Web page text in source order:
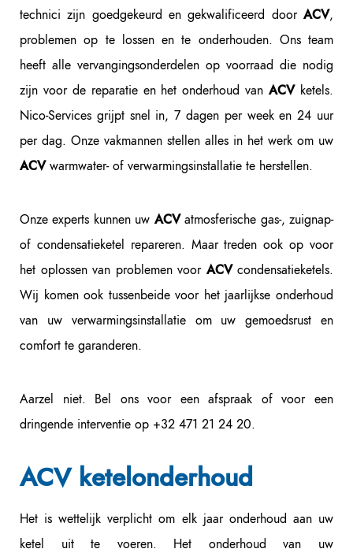
technici zijn goedgekeurd en gekwalificeerd door ACV,
problemen op te lossen en te onderhouden. Ons team
heeft alle vervangingsonderdelen op voorraad die nodig
zijn voor de reparatie en het onderhoud vanACVketels.
Nico-Services grijpt snel in, 7 dagen per week en 24 uur
per dag. Onze vakmannen stellen alles in het werk om uw
ACVwarmwater- of verwarmingsinstallatie te herstellen.
Onze experts kunnen uw ACVatmosferische gas-, zuignap-
of condensatieketel repareren. Maar treden ook op voor
het oplossen van problemen voor ACVcondensatieketels.
Wij komen ook tussenbeide voor het jaarlijkse onderhoud
van uw verwarmingsinstallatie om uw gemoedsrust en
comfort te garanderen.
Aarzel niet. Bel ons voor een afspraak of voor een
dringende interventie op +32 471 21 24 20.
ACV ketelonderhoud
Het is wettelijk verplicht om elk jaar onderhoud aan uw
ketel uit te voeren. Het onderhoud van uw